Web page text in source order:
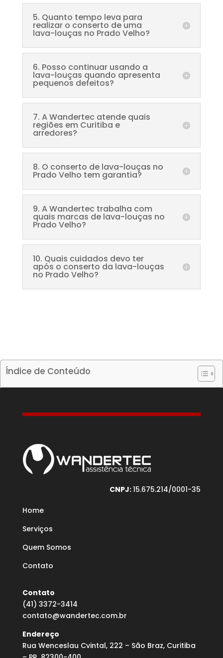
5. Quanto tempo leva para
realizar o conserto de uma
lava-louças no Prado Velho?
6. Posso continuar usando a
lava-louças quando apresenta
pequenos defeitos?
7. A Wandertec atende quais
regiões em Curitiba e
arredores?
8. O conserto de lava-louças no
Prado Velho tem garantia?
9. A Wandertec trabalha com
quais marcas de lava-louças no
Prado Velho?
10. Quais cuidados devo ter
após o conserto da lava-louças
no Prado Velho?
Índice de Conteúdo
CNPJ:15.675.214/0001-35
Home
Serviços
Quem Somos
Contato
Contato
(41) 3372-3414
contato@wandertec.com.br
Endereço
Rua Wenceslau Cvintal, 222 – São Braz, Curitiba